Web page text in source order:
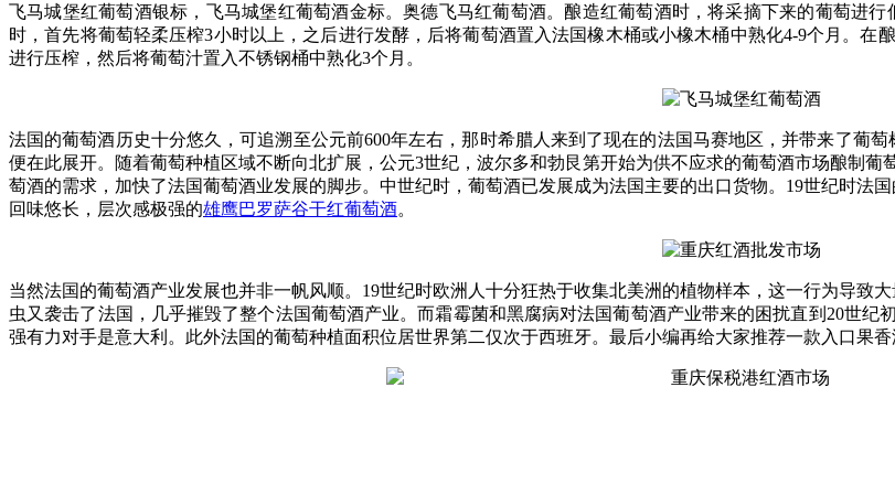
飞马城堡红葡萄酒银标，飞马城堡红葡萄酒金标。奥德飞马红葡萄酒。酿造红葡萄酒时，将采摘下来的葡萄进
时，首先将葡萄轻柔压榨3小时以上，之后进行发酵，后将葡萄酒置入法国橡木桶或小橡木桶中熟化4-9个月。
进行压榨，然后将葡萄汁置入不锈钢桶中熟化3个月。
法国的葡萄酒历史十分悠久，可追溯至公元前600年左右，那时希腊人来到了现在的法国马赛地区，并带来了葡
便在此展开。随着葡萄种植区域不断向北扩展，公元3世纪，波尔多和勃艮第开始为供不应求的葡萄酒市场酿制
萄酒的需求，加快了法国葡萄酒业发展的脚步。中世纪时，葡萄酒已发展成为法国主要的出口货物。19世纪时法
回味悠长，层次感极强的雄鹰巴罗萨谷干红葡萄酒。
当然法国的葡萄酒产业发展也并非一帆风顺。19世纪时欧洲人十分狂热于收集北美洲的植物样本，这一行为导致
虫又袭击了法国，几乎摧毁了整个法国葡萄酒产业。而霜霉菌和黑腐病对法国葡萄酒产业带来的困扰直到20世纪
强有力对手是意大利。此外法国的葡萄种植面积位居世界第二仅次于西班牙。最后小编再给大家推荐一款入口果